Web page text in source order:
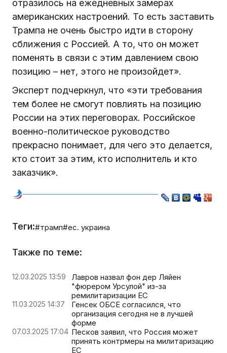
отразилось на ежедневных замерах
американских настроений. То есть заставить
Трампа не очень быстро идти в сторону
сближения с Россией. А то, что он может
поменять в связи с этим давлением свою
позицию – нет, этого не произойдет».
Эксперт подчеркнул, что «эти требования
тем более не смогут повлиять на позицию
России на этих переговорах. Российское
военно-политическое руководство
прекрасно понимает, для чего это делается,
кто стоит за этим, кто исполнитель и кто
заказчик».
Теги:#трамп#ес. украина
Также по теме:
12.03.2025 13:59
Лавров назвал фон дер Ляйен
"фюрером Урсулой" из-за
ремилитаризации ЕС
11.03.2025 14:37
Генсек ОБСЕ согласился, что
организация сегодня не в лучшей
форме
07.03.2025 17:04 Песков заявил, что Россия может
принять контрмеры на милитаризацию
ЕС